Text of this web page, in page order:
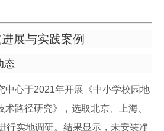
展与实践案例
态
中心于2021年开展《中小学校园地
路径研究》，选取北京、上海、
行实地调研。结果显示，未安装净